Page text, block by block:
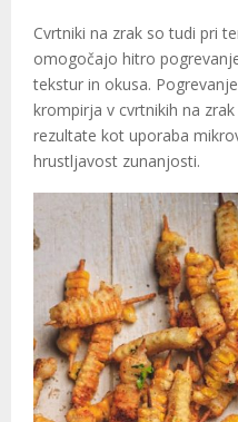
Cvrtniki na zrak so tudi pri
omogočajo hitro
tekstur in okusa.
krompirja v cvrtnikih na
rezultate kot uporaba
hrustljavost zunanjosti.